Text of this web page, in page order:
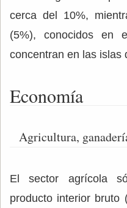
cerca del 10%,
(5%), conocidos en
concentran en las islas
Economía
Agricultura,
El sector agrícola
producto interior bruto